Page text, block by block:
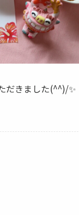
だきました(^^)/✨